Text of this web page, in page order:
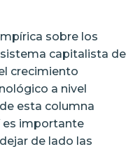
sobre los
capitalista de
crecimiento
a nivel
esta columna
es importante
de lado las